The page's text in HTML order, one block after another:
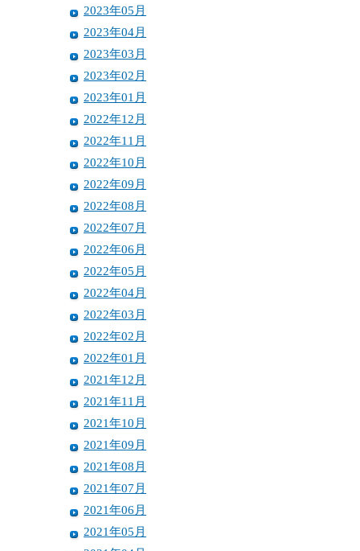
2023年05月
2023年04月
2023年03月
2023年02月
2023年01月
2022年12月
2022年11月
2022年10月
2022年09月
2022年08月
2022年07月
2022年06月
2022年05月
2022年04月
2022年03月
2022年02月
2022年01月
2021年12月
2021年11月
2021年10月
2021年09月
2021年08月
2021年07月
2021年06月
2021年05月